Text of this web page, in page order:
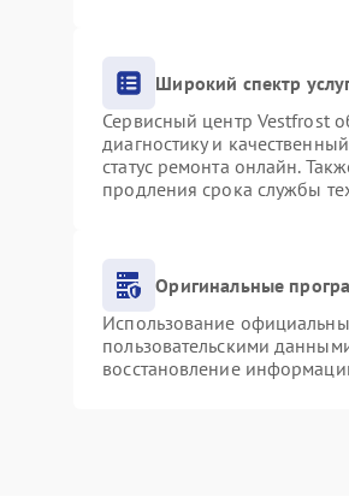
Широкий спектр
Сервисный центр Vestfrost
диагностику и
статус ремонта онлайн.
продления срока службы
Оригинальные
Использование
пользовательскими
восстановление